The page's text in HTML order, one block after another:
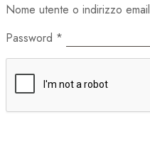
Nome utente o indirizzo email
Password *